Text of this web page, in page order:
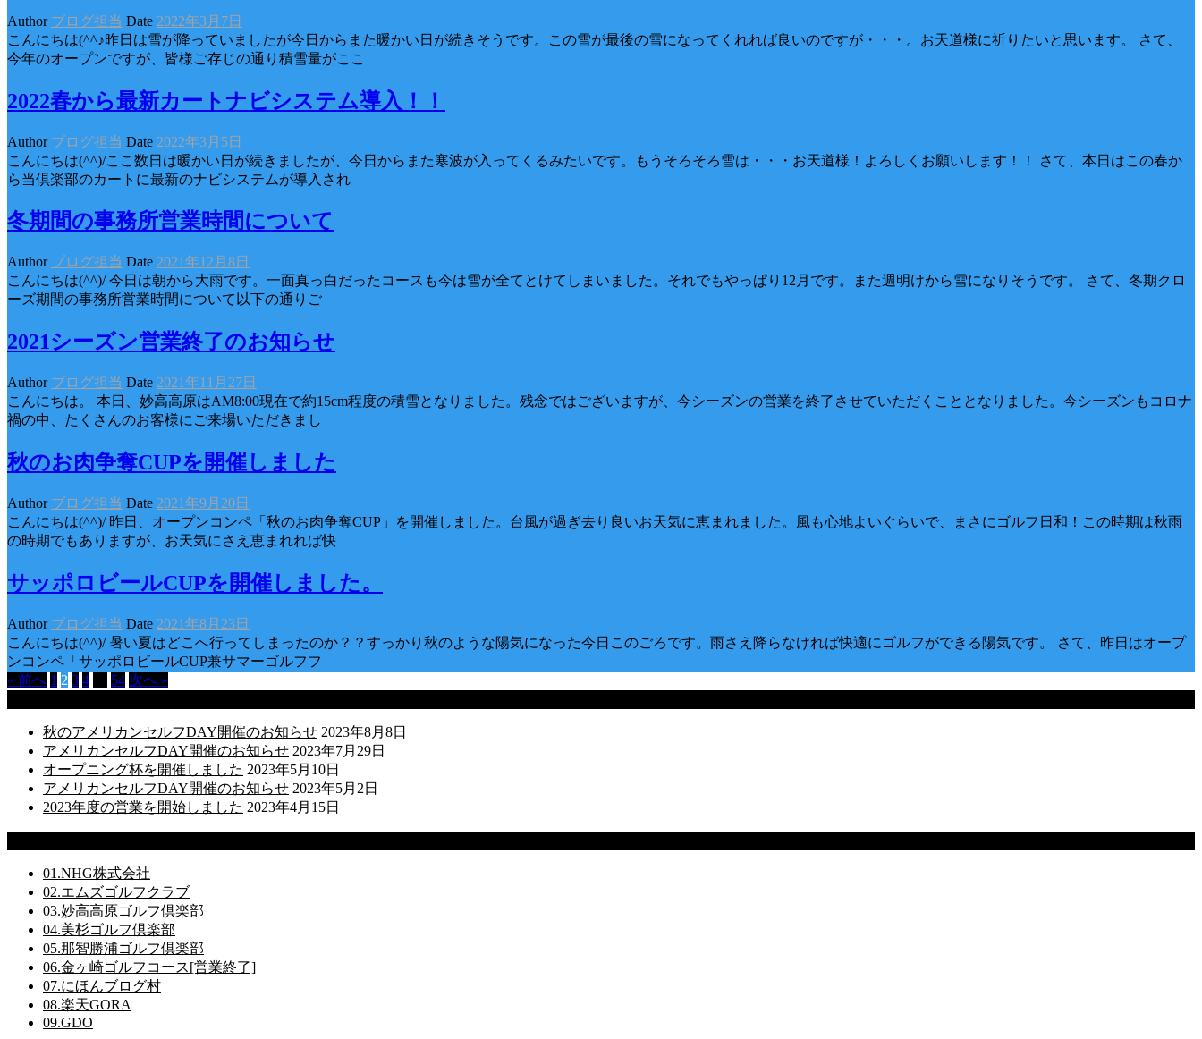
Author ブログ担当 Date 2022年3月7日
こんにちは(^^♪昨日は雪が降っていましたが今日からまた暖かい日が続きそうです。この雪が最後の雪になってくれれば良いのですが・・・。お天道様に祈りたいと思います。 さて、
今年のオープンですが、皆様ご存じの通り積雪量がここ
2022春から最新カートナビシステム導入！！
Author ブログ担当 Date 2022年3月5日
こんにちは(^^)/ここ数日は暖かい日が続きましたが、今日からまた寒波が入ってくるみたいです。もうそろそろ雪は・・・お天道様！よろしくお願いします！！ さて、本日はこの春か
ら当倶楽部のカートに最新のナビシステムが導入され
冬期間の事務所営業時間について
Author ブログ担当 Date 2021年12月8日
こんにちは(^^)/ 今日は朝から大雨です。一面真っ白だったコースも今は雪が全てとけてしまいました。それでもやっぱり12月です。また週明けから雪になりそうです。 さて、冬期クロ
ーズ期間の事務所営業時間について以下の通りご
2021シーズン営業終了のお知らせ
Author ブログ担当 Date 2021年11月27日
こんにちは。 本日、妙高高原はAM8:00現在で約15cm程度の積雪となりました。残念ではございますが、今シーズンの営業を終了させていただくこととなりました。今シーズンもコロナ
禍の中、たくさんのお客様にご来場いただきまし
秋のお肉争奪CUPを開催しました
Author ブログ担当 Date 2021年9月20日
こんにちは(^^)/ 昨日、オープンコンペ「秋のお肉争奪CUP」を開催しました。台風が過ぎ去り良いお天気に恵まれました。風も心地よいぐらいで、まさにゴルフ日和！この時期は秋雨
の時期でもありますが、お天気にさえ恵まれれば快
サッポロビールCUPを開催しました。
Author ブログ担当 Date 2021年8月23日
こんにちは(^^)/ 暑い夏はどこへ行ってしまったのか？？すっかり秋のような陽気になった今日このごろです。雨さえ降らなければ快適にゴルフができる陽気です。 さて、昨日はオープ
ンコンペ「サッポロビールCUP兼サマーゴルフフ
« 前へ 1 2 3 4 54 次へ »
秋のアメリカンセルフDAY開催のお知らせ 2023年8月8日
アメリカンセルフDAY開催のお知らせ 2023年7月29日
オープニング杯を開催しました 2023年5月10日
アメリカンセルフDAY開催のお知らせ 2023年5月2日
2023年度の営業を開始しました 2023年4月15日
01.NHG株式会社
02.エムズゴルフクラブ
03.妙高高原ゴルフ倶楽部
04.美杉ゴルフ倶楽部
05.那智勝浦ゴルフ倶楽部
06.金ヶ崎ゴルフコース[営業終了]
07.にほんブログ村
08.楽天GORA
09.GDO